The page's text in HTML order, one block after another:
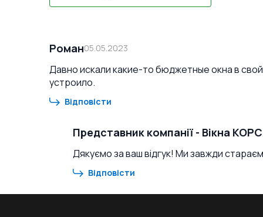
Роман05.05.2023
Давно искали какие-то бюджетные окна в
устроило.
Відповісти
Представник компанії - Вікна
Дякуємо за ваш відгук! Ми завжди
Відповісти